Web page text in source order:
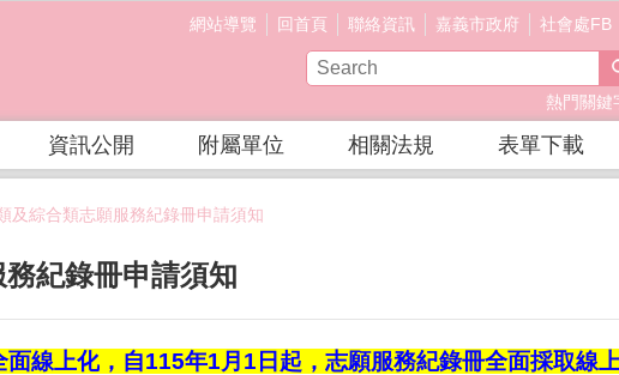
網站導覽 回首頁 聯絡資訊 嘉義市政府 社會處FB
熱門關鍵
資訊公開 附屬單位 相關法規 表單下載
及綜合類志願服務紀錄冊申請須知
紀錄冊申請須知
面線上化 ，自115年1月1日起，志願服務紀錄冊全面採取線